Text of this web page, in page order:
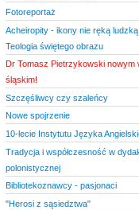
Fotoreportaż
Acheiropity - ikony nie ręką ludzką
Teologia świętego obrazu
Dr Tomasz Pietrzykowski nowym
śląskim!
Szczęśliwcy czy szaleńcy
Nowe spojrzenie
10-lecie Instytutu Języka
Tradycja i współczesność w
polonistycznej
Bibliotekoznawcy - pasjonaci
"Herosi z sąsiedztwa"